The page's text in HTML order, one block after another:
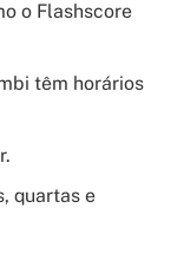
o Flashscore
têm horários
quartas e